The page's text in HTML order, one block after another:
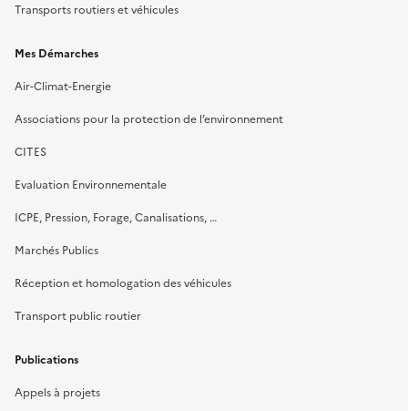
Transports routiers et véhicules
Mes Démarches
Air-Climat-Energie
Associations pour la protection de l’environnement
CITES
Evaluation Environnementale
ICPE, Pression, Forage, Canalisations, …
Marchés Publics
Réception et homologation des véhicules
Transport public routier
Publications
Appels à projets